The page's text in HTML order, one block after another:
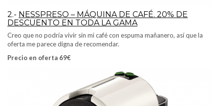
2.- NESSPRESO – MÁQUINA DE CAFÉ. 20% DE
DESCUENTO EN TODA LA GAMA
Creo que no podría vivir sin mi café con espuma mañanero, así que la
oferta me parece digna de recomendar.
Precio en oferta 69€